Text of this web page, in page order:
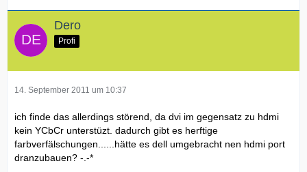
Dero
Profi
14. September 2011 um 10:37
ich finde das allerdings störend, da dvi im gegensatz zu hdmi
kein YCbCr unterstüzt. dadurch gibt es herftige
farbverfälschungen......hätte es dell umgebracht nen hdmi port
dranzubauen? -.-*